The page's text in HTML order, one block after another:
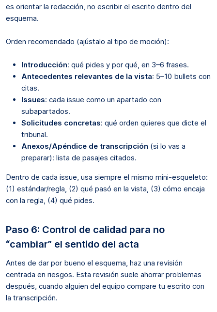
es orientar la redacción, no escribir el escrito dentro del
esquema.
Orden recomendado (ajústalo al tipo de moción):
Introducción: qué pides y por qué, en 3–6 frases.
Antecedentes relevantes de la vista: 5–10 bullets con
citas.
Issues: cada issue como un apartado con
subapartados.
Solicitudes concretas: qué orden quieres que dicte el
tribunal.
Anexos/Apéndice de transcripción (si lo vas a
preparar): lista de pasajes citados.
Dentro de cada issue, usa siempre el mismo mini-esqueleto:
(1) estándar/regla, (2) qué pasó en la vista, (3) cómo encaja
con la regla, (4) qué pides.
Paso 6: Control de calidad para no
“cambiar” el sentido del acta
Antes de dar por bueno el esquema, haz una revisión
centrada en riesgos. Esta revisión suele ahorrar problemas
después, cuando alguien del equipo compare tu escrito con
la transcripción.